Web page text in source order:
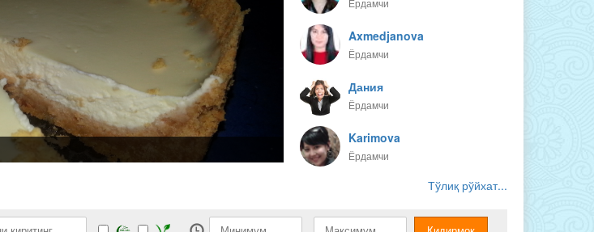
Ёрдамчи
Axmedjanova
Ёрдамчи
Дания
Ёрдамчи
Karimova
Ёрдамчи
Тўлиқ рўйхат...